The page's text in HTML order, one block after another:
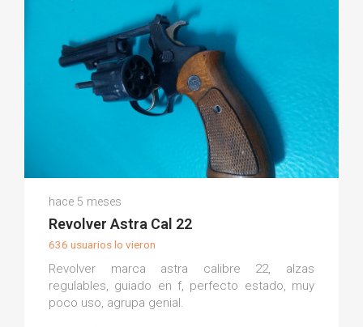
(0)
hace 5 meses
Revolver Astra Cal 22
636 usuarios lo vieron
Revolver marca astra calibre 22, alzas
regulables, guiado en f, perfecto estado, muy
poco uso, agrupa genial.